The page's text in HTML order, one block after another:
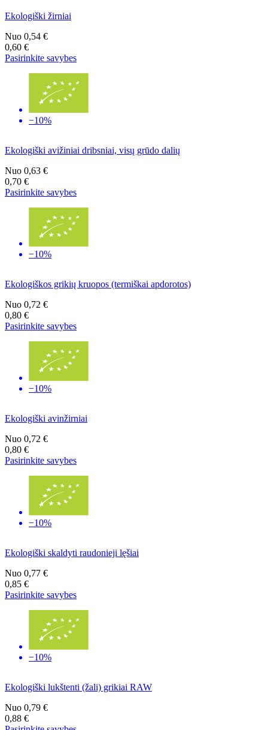
Ekologiški žirniai
Nuo 0,54 €
0,60 €
Pasirinkite savybes
−10%
Ekologiški avižiniai dribsniai, visų grūdo dalių
Nuo 0,63 €
0,70 €
Pasirinkite savybes
−10%
Ekologiškos grikių kruopos (termiškai apdorotos)
Nuo 0,72 €
0,80 €
Pasirinkite savybes
−10%
Ekologiški avinžirniai
Nuo 0,72 €
0,80 €
Pasirinkite savybes
−10%
Ekologiški skaldyti raudonieji lęšiai
Nuo 0,77 €
0,85 €
Pasirinkite savybes
−10%
Ekologiški lukštenti (žali) grikiai RAW
Nuo 0,79 €
0,88 €